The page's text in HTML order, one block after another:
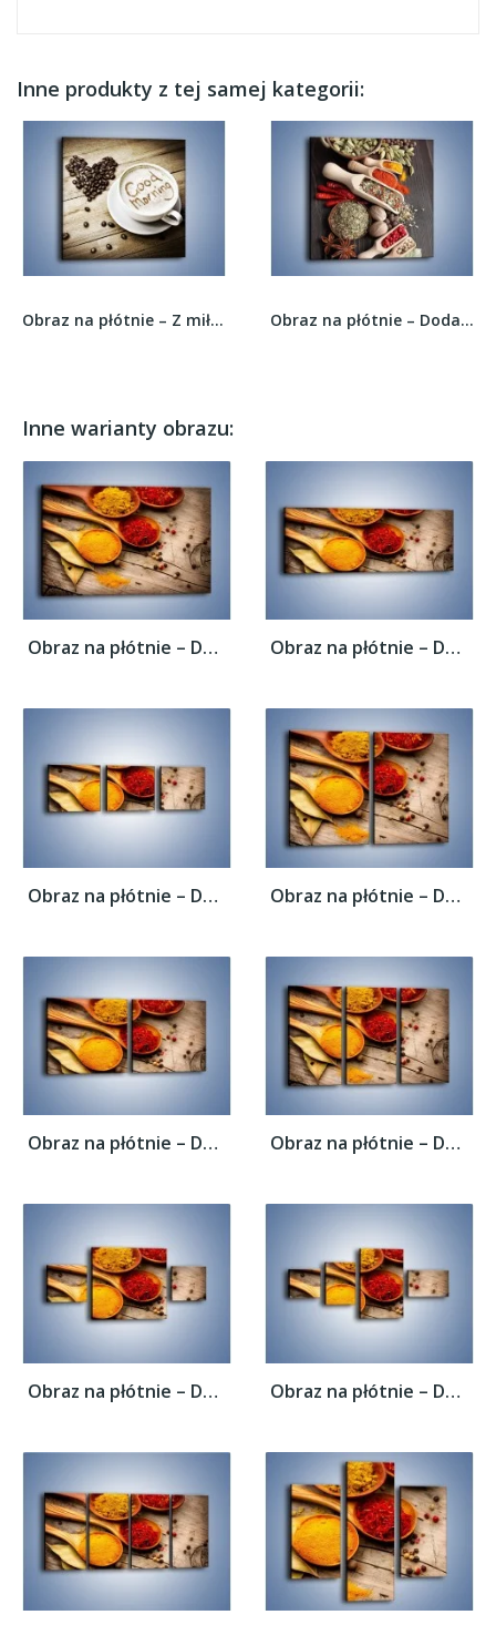
Inne produkty z tej samej kategorii:
Obraz na płótnie – Z miłości do kawy –... Obraz na płótnie – Dodatki do kuchni w miarkach...
Inne warianty obrazu:
Obraz na płótnie – Dobrze dobrane... Obraz na płótnie – Dobrze dobrane...
Obraz na płótnie – Dobrze dobrane... Obraz na płótnie – Dobrze dobrane...
Obraz na płótnie – Dobrze dobrane... Obraz na płótnie – Dobrze dobrane...
Obraz na płótnie – Dobrze dobrane... Obraz na płótnie – Dobrze dobrane...